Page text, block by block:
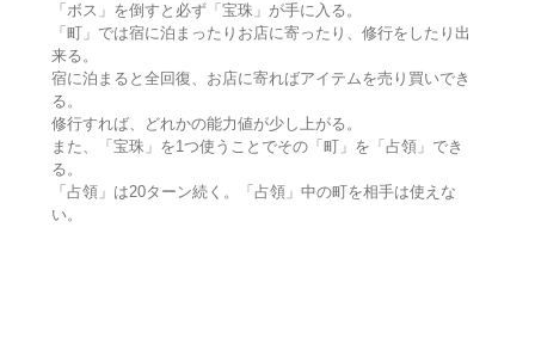
「ボス」を倒すと必ず「宝珠」が手に入る。
「町」では宿に泊まったりお店に寄ったり、修行をしたり出
来る。
宿に泊まると全回復、お店に寄ればアイテムを売り買いでき
る。
修行すれば、どれかの能力値が少し上がる。
また、「宝珠」を1つ使うことでその「町」を「占領」でき
る。
「占領」は20ターン続く。「占領」中の町を相手は使えな
い。